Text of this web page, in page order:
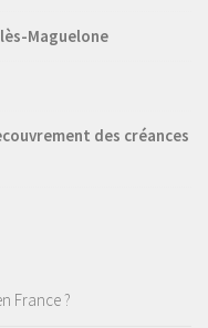
Maguelone
des créances
France ?